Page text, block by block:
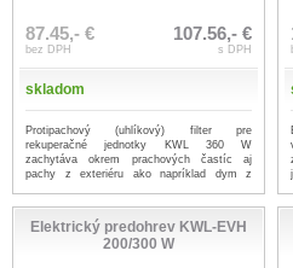
87.45,- €
bez DPH
107.56,- €
s DPH
skladom
Protipachový (uhlíkový) filter pre
rekuperačné jednotky KWL 360 W
zachytáva okrem prachových častíc aj
pachy z exteriéru ako napríklad dym z
Elektrický predohrev KWL-EVH
200/300 W